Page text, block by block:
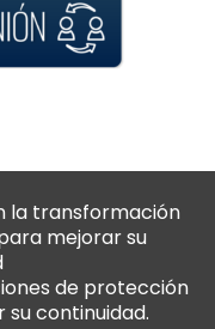
la transformación
mejorar su
de protección
continuidad.